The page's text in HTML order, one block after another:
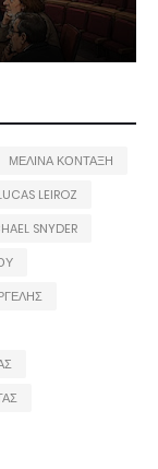
ΜΕΛΙΝΑ ΚΟΝΤΑΞΗ
LEIROZ
SNYDER